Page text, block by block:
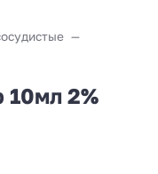
2%